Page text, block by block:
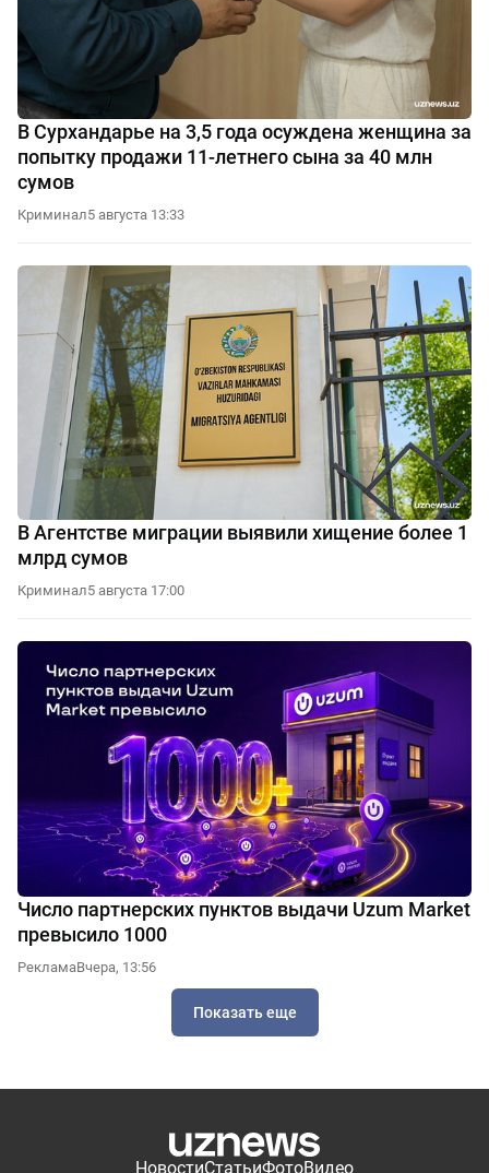
В Сурхандарье на 3,5 года осуждена женщина за
попытку продажи 11-летнего сына за 40 млн
сумов
Криминал5 августа 13:33
В Агентстве миграции выявили хищение более 1
млрд сумов
Криминал5 августа 17:00
Число партнерских пунктов выдачи Uzum Market
превысило 1000
РекламаВчера, 13:56
Показать еще
НовостиСтатьиФотоВидео